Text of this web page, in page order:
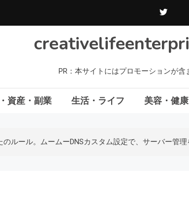
PR：本サイトにはプロモーションが含
資産・副業 生活・ライフ 美容・健康
ルール。ムームーDNSカスタム設定で、サーバー管